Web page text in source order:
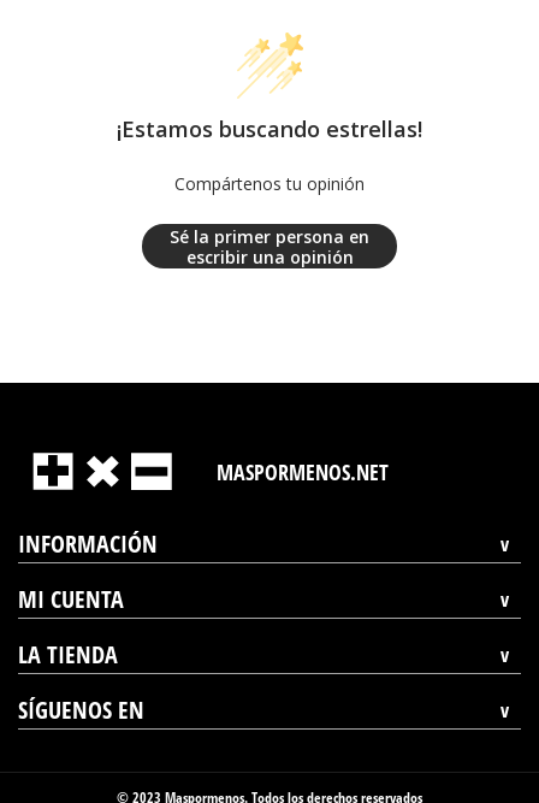
¡Estamos buscando estrellas!
Compártenos tu opinión
Sé la primer persona en
escribir una opinión
MASPORMENOS.NET
INFORMACIÓN
MI CUENTA
LA TIENDA
SÍGUENOS EN
© 2023 Maspormenos. Todos los derechos reservados